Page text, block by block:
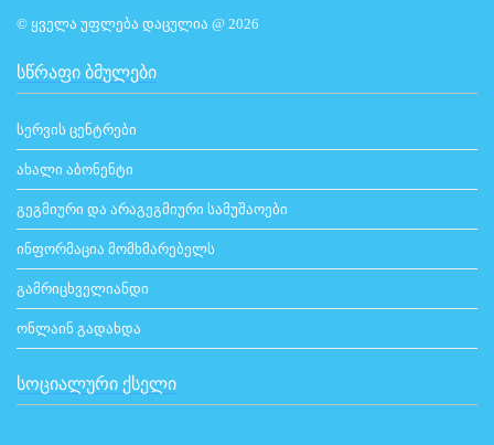
© ყველა უფლება დაცულია @ 2026
ᲡᲬᲠᲐᲤᲘ ᲑᲛᲣᲚᲔᲑᲘ
სერვის ცენტრები
ახალი აბონენტი
გეგმიური და არაგეგმიური სამუშაოები
ინფორმაცია მომხმარებელს
გამრიცხველიანდი
ონლაინ გადახდა
ᲡᲝᲪᲘᲐᲚᲣᲠᲘ ᲥᲡᲔᲚᲘ